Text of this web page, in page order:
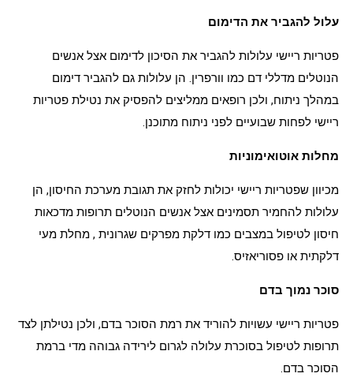
עלול להגביר את הדימום
פטריות ריישי עלולות להגביר את הסיכון לדימום אצל אנשים
הנוטלים מדללי דם כמו וורפרין. הן עלולות גם להגביר דימום
במהלך ניתוח, ולכן רופאים ממליצים להפסיק את נטילת פטריות
ריישי לפחות שבועיים לפני ניתוח מתוכנן.
מחלות אוטואימוניות
מכיוון שפטריות ריישי יכולות לחזק את תגובת מערכת החיסון, הן
עלולות להחמיר תסמינים אצל אנשים הנוטלים תרופות מדכאות
חיסון לטיפול במצבים כמו דלקת מפרקים שגרונית , מחלת מעי
דלקתית או פסוריאזיס.
סוכר נמוך בדם
פטריות ריישי עשויות להוריד את רמת הסוכר בדם, ולכן נטילתן לצד
תרופות לטיפול בסוכרת עלולה לגרום לירידה גבוהה מדי ברמת
הסוכר בדם.